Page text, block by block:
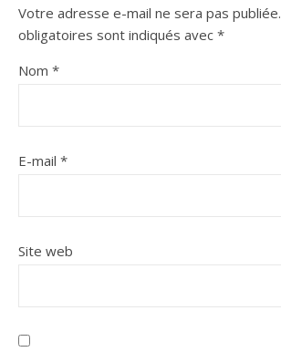
Votre adresse e-mail ne sera pas publiée.
obligatoires sont indiqués avec *
Nom *
E-mail *
Site web